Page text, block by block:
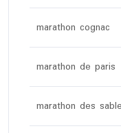
marathon cognac
marathon de paris
marathon des